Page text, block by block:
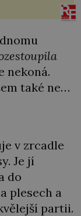
nekoná.
také ne…
v zrcadle
Je jí
do
plesech a
partii.